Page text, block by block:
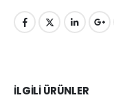
İLGILI ÜRÜNLER